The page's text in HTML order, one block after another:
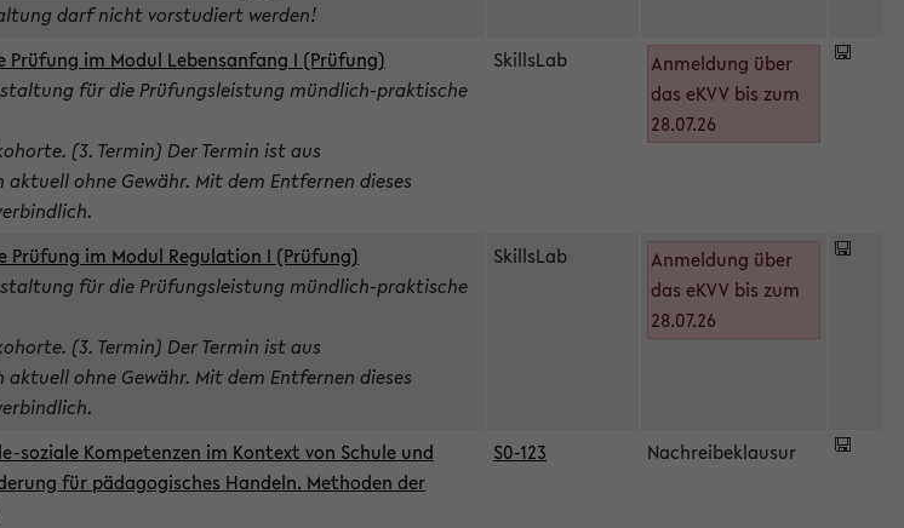
darf nicht vorstudiert werden!
Prüfung im Modul Lebensanfang I (Prüfung)
für die Prüfungsleistung mündlich-praktische
(3. Termin) Der Termin ist aus
ohne Gewähr. Mit dem Entfernen dieses
SkillsLab
Anmeldung über
das eKVV bis zum
28.07.26
Prüfung im Modul Regulation I (Prüfung)
für die Prüfungsleistung mündlich-praktische
(3. Termin) Der Termin ist aus
ohne Gewähr. Mit dem Entfernen dieses
SkillsLab
Anmeldung über
das eKVV bis zum
28.07.26
soziale Kompetenzen im Kontext von Schule und
für pädagogisches Handeln. Methoden der
S0-123 Nachreibeklausur